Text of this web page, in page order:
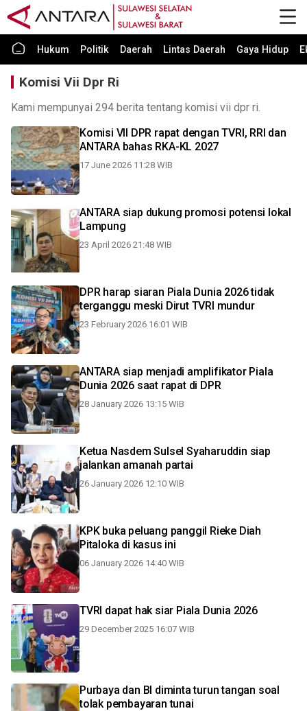
Hukum Politik Daerah Lintas Daerah Gaya Hidup
Komisi Vii Dpr Ri
Kami mempunyai 294 berita tentang komisi vii dpr ri.
Komisi VII DPR rapat dengan TVRI, RRI dan
ANTARA bahas RKA-KL 2027
17 June 2026 11:28 WIB
ANTARA siap dukung promosi potensi lokal
Lampung
23 April 2026 21:48 WIB
DPR harap siaran Piala Dunia 2026 tidak
terganggu meski Dirut TVRI mundur
23 February 2026 16:01 WIB
ANTARA siap menjadi amplifikator Piala
Dunia 2026 saat rapat di DPR
28 January 2026 13:15 WIB
Ketua Nasdem Sulsel Syaharuddin siap
jalankan amanah partai
26 January 2026 12:10 WIB
KPK buka peluang panggil Rieke Diah
Pitaloka di kasus ini
06 January 2026 14:40 WIB
TVRI dapat hak siar Piala Dunia 2026
29 December 2025 16:07 WIB
Purbaya dan BI diminta turun tangan soal
tolak pembayaran tunai